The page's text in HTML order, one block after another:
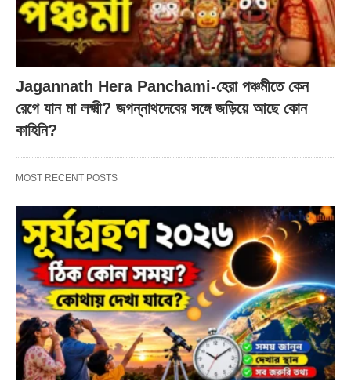
Jagannath Hera Panchami-হেরা পঞ্চমীতে কেন
রেগে যান মা লক্ষ্মী? জগন্নাথদেবের সঙ্গে জড়িয়ে আছে কোন
কাহিনি?
MOST RECENT POSTS